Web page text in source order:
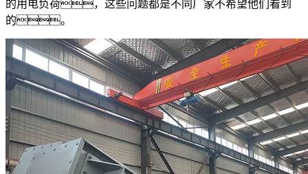
的用电负荷，这些问题都是不同厂家不希望他们看到
的。